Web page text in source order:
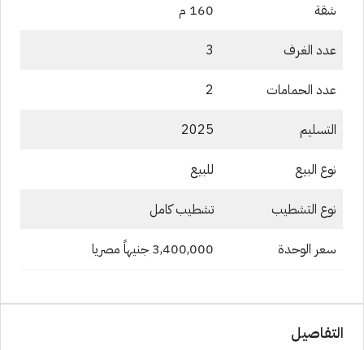
شقة 160 م
عدد الغرف 3
عدد الحمامات 2
التسليم 2025
نوع البيع للبيع
نوع التشطيب تشطيب كامل
سعر الوحدة 3,400,000 جنيهاً مصريا
التفاصيل